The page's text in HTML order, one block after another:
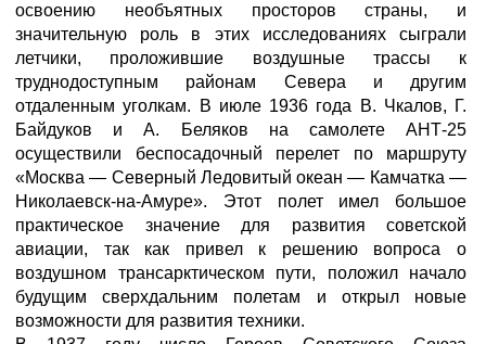
освоению необъятных просторов страны, и
значительную роль в этих исследованиях сыграли
летчики, проложившие воздушные трассы к
труднодоступным районам Севера и другим
отдаленным уголкам. В июле 1936 года В. Чкалов, Г.
Байдуков и А. Беляков на самолете АНТ-25
осуществили беспосадочный перелет по маршруту
«Москва — Северный Ледовитый океан — Камчатка —
Николаевск-на-Амуре». Этот полет имел большое
практическое значение для развития советской
авиации, так как привел к решению вопроса о
воздушном трансарктическом пути, положил начало
будущим сверхдальним полетам и открыл новые
возможности для развития техники.